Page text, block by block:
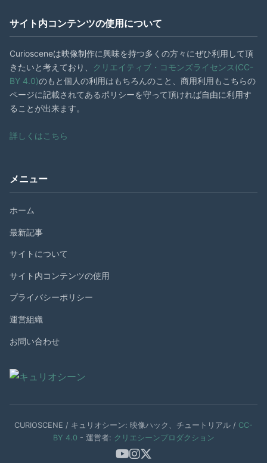
サイト内コンテンツの使用について
Curiosceneは映像制作に興味を持つ多くの方々にぜひ利用して頂
きたいと考えており、
クリエイティブ・コモンズライセンス(CC-
BY 4.0)のもと個人の利用はもちろんのこと、商用利用もこちらの
ページに記載されてあるポリシーを守って頂ければ自由に利用す
ることが出来ます。
詳しくはこちら
メニュー
ホーム
最新記事
サイトについて
サイト内コンテンツの使用
プライバシーポリシー
運営組織
お問い合わせ
CURIOSCENE / キュリオシーン: 映像ハック、チュートリアル / CC-
BY 4.0 - 運営者: クリエシーンプロダクション